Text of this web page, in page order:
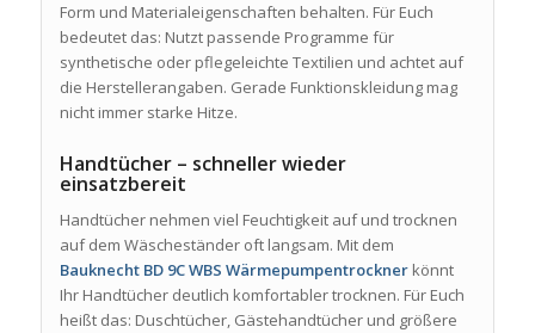
Form und Materialeigenschaften behalten. Für Euch
bedeutet das: Nutzt passende Programme für
synthetische oder pflegeleichte Textilien und achtet auf
die Herstellerangaben. Gerade Funktionskleidung mag
nicht immer starke Hitze.
Handtücher – schneller wieder
einsatzbereit
Handtücher nehmen viel Feuchtigkeit auf und trocknen
auf dem Wäscheständer oft langsam. Mit dem
Bauknecht BD 9C WBS Wärmepumpentrocknerkönnt
Ihr Handtücher deutlich komfortabler trocknen. Für Euch
heißt das: Duschtücher, Gästehandtücher und größere